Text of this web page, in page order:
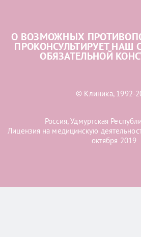
О ВОЗМОЖНЫХ
ПРОКОНСУЛЬТИРУЕТ НАШ
ОБЯЗАТЕЛЬНОЙ
© Клиника, 1992-
Россия, Удмуртская
Лицензия на медицинскую
октября 2019